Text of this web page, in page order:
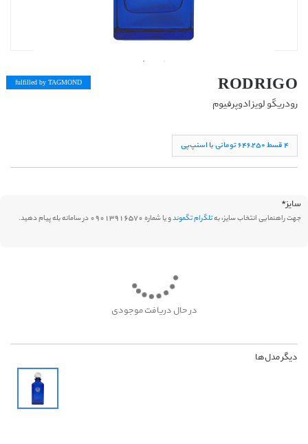
RODRIGO
رودریگو لویز ادوپرفیوم
fulfilled by TAGMOND
۴ قسط ۶۴۶,۲۵۰ تومانی با اسنپ‌پی
سایز*
جهت راهنمایی انتخاب سایز، بهتلگرام تگموندو یا شماره 09013916570 در سامانه بله پیام دهید.
در حال دریافت موجودی
دیگر مدل‌ها